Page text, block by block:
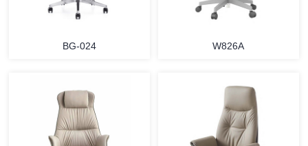
BG-024 W826A